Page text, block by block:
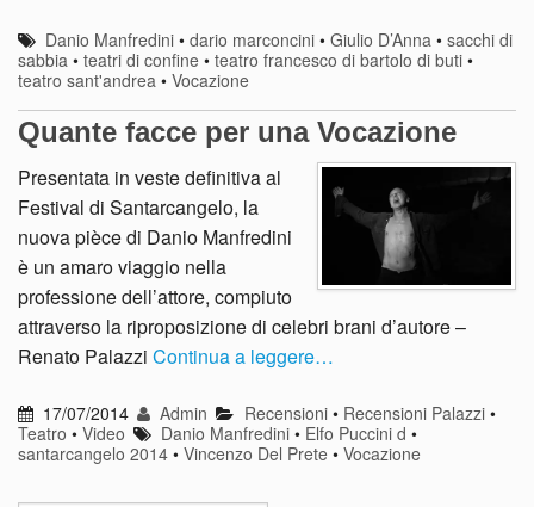
Danio Manfredini •dario marconcini •Giulio D’Anna •sacchi di
sabbia • teatri di confine • teatro francesco di bartolo di buti •
teatro sant'andrea • Vocazione
Quante facce per una Vocazione
Presentata in veste definitiva al
Festival di Santarcangelo, la
nuova pièce di Danio Manfredini
è un amaro viaggio nella
professione dell’attore, compiuto
attraverso la riproposizione di celebri brani d’autore –
Renato Palazzi Continua a leggere…
17/07/2014 Admin Recensioni• Recensioni Palazzi•
Teatro • Video Danio Manfredini • Elfo Puccini d •
santarcangelo 2014 • Vincenzo Del Prete • Vocazione